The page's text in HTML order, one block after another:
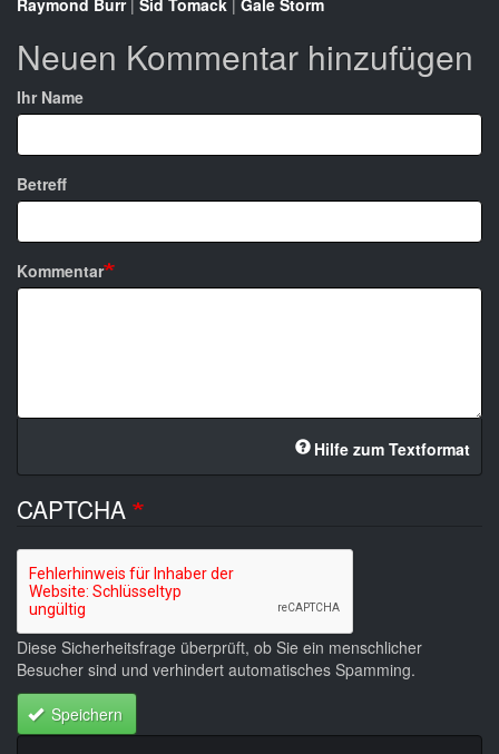
Raymond Burr| Sid Tomack Gale Storm
Neuen Kommentar hinzufügen
Ihr Name
Betreff
Kommentar
Hilfe zum Textformat
CAPTCHA
Diese Sicherheitsfrage überprüft, ob Sie ein menschlicher
Besucher sind und verhindert automatisches Spamming.
Speichern